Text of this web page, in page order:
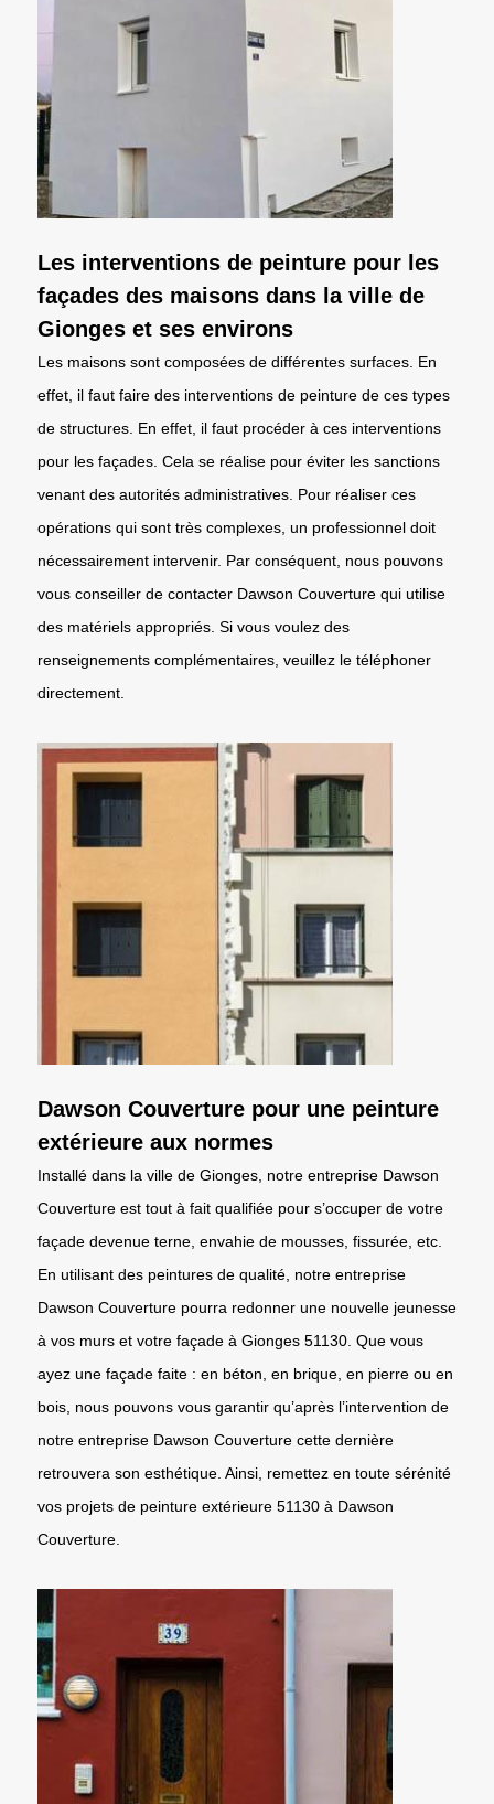
Les interventions de peinture pour les
façades des maisons dans la ville de
Gionges et ses environs
Les maisons sont composées de différentes surfaces. En
effet, il faut faire des interventions de peinture de ces types
de structures. En effet, il faut procéder à ces interventions
pour les façades. Cela se réalise pour éviter les sanctions
venant des autorités administratives. Pour réaliser ces
opérations qui sont très complexes, un professionnel doit
nécessairement intervenir. Par conséquent, nous pouvons
vous conseiller de contacter Dawson Couverture qui utilise
des matériels appropriés. Si vous voulez des
renseignements complémentaires, veuillez le téléphoner
directement.
Dawson Couverture pour une peinture
extérieure aux normes
Installé dans la ville de Gionges, notre entreprise Dawson
Couverture est tout à fait qualifiée pour s’occuper de votre
façade devenue terne, envahie de mousses, fissurée, etc.
En utilisant des peintures de qualité, notre entreprise
Dawson Couverture pourra redonner une nouvelle jeunesse
à vos murs et votre façade à Gionges 51130. Que vous
ayez une façade faite : en béton, en brique, en pierre ou en
bois, nous pouvons vous garantir qu’après l’intervention de
notre entreprise Dawson Couverture cette dernière
retrouvera son esthétique. Ainsi, remettez en toute sérénité
vos projets de peinture extérieure 51130 à Dawson
Couverture.